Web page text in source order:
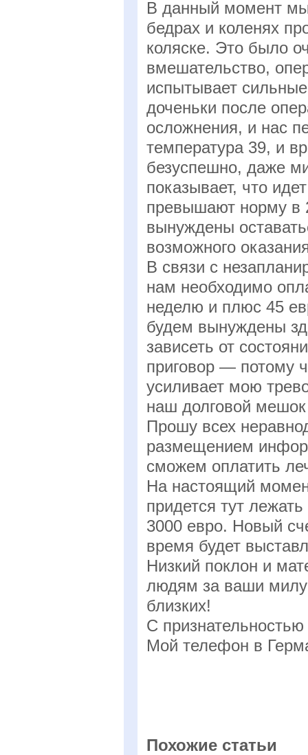
В данный момент
бедрах и коленях
коляске. Это было
вмешательство,
испытывает
доченьки после
осложнения, и нас
температура 39, и
безуспешно, даже
показывает, что
превышают норму в
вынуждены
возможного
В связи с
нам необходимо
неделю и плюс 45
будем вынуждены
зависеть от
приговор — потому
усиливает мою
наш долговой
Прошу всех
размещением
сможем оплатить
На настоящий
придется тут
3000 евро. Новый
время будет
Низкий поклон и
людям за ваши
близких!
С
Мой телефон в
Похожие статьи